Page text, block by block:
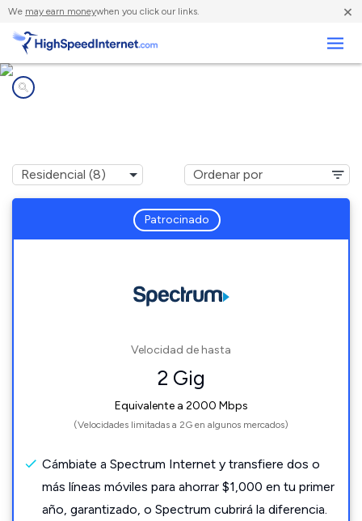
We may earn moneywhen you click our links. ×
Patrocinado
Velocidad de hasta
2 Gig
Equivalente a 2000 Mbps
(Velocidades limitadas a 2G en algunos mercados)
Cámbiate a Spectrum Internet y transfiere dos o
más líneas móviles para ahorrar $1,000 en tu primer
año, garantizado, o Spectrum cubrirá la diferencia.